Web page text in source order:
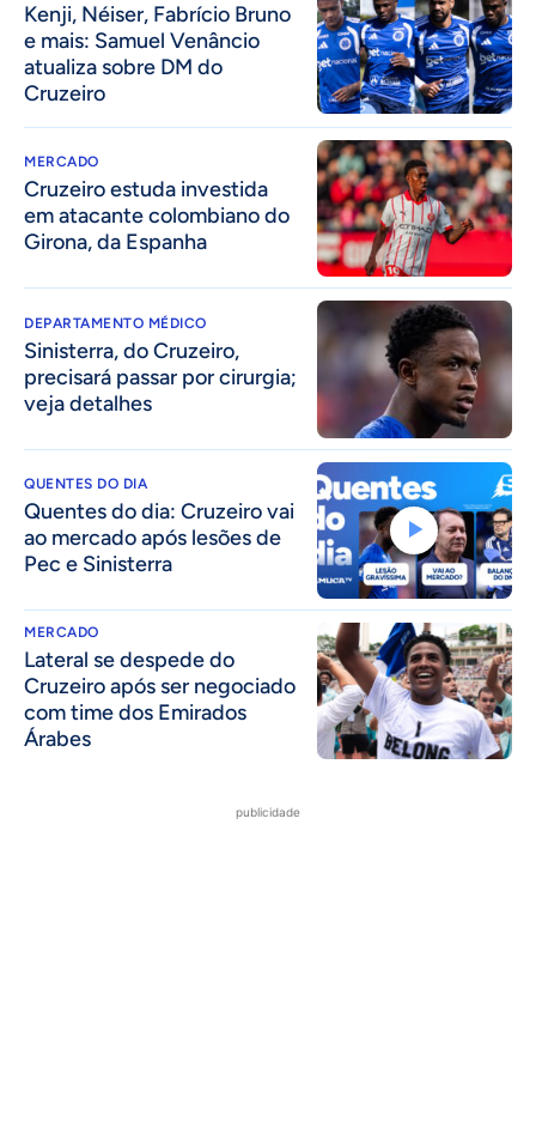
Kenji, Néiser, Fabrício Bruno
e mais: Samuel Venâncio
atualiza sobre DM do
Cruzeiro
MERCADO
Cruzeiro estuda investida
em atacante colombiano do
Girona, da Espanha
DEPARTAMENTO MÉDICO
Sinisterra, do Cruzeiro,
precisará passar por cirurgia;
veja detalhes
QUENTES DO DIA
Quentes do dia: Cruzeiro vai
ao mercado após lesões de
Pec e Sinisterra
MERCADO
Lateral se despede do
Cruzeiro após ser negociado
com time dos Emirados
Árabes
publicidade